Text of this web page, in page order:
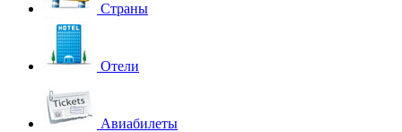
Страны
Отели
Авиабилеты